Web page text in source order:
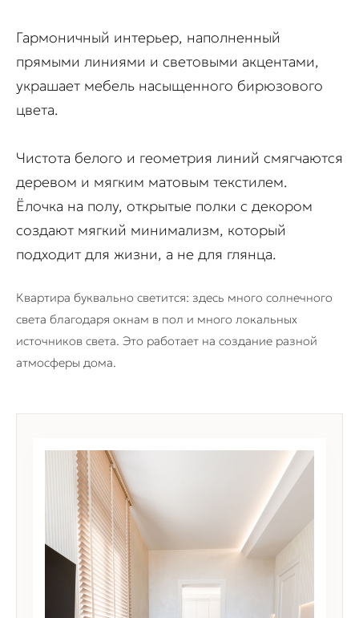
Гармоничный интерьер, наполненный
прямыми линиями и световыми акцентами,
украшает мебель насыщенного бирюзового
цвета.
Чистота белого и геометрия линий смягчаются
деревом и мягким матовым текстилем.
Ёлочка на полу, открытые полки с декором
создают мягкий минимализм, который
подходит для жизни, а не для глянца.
Квартира буквально светится: здесь много солнечного
света благодаря окнам в пол и много локальных
источников света. Это работает на создание разной
атмосферы дома.